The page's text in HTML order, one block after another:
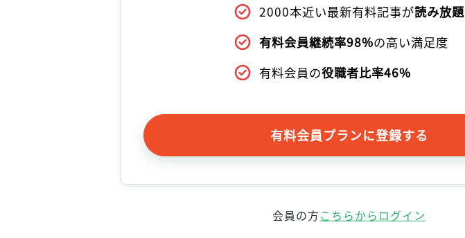
2000本近い最新有料記事が読み放題
有料会員継続率98%の高い満足度
有料会員の役職者比率46%
有料会員プランに登録する
会員の方こちらからログイン